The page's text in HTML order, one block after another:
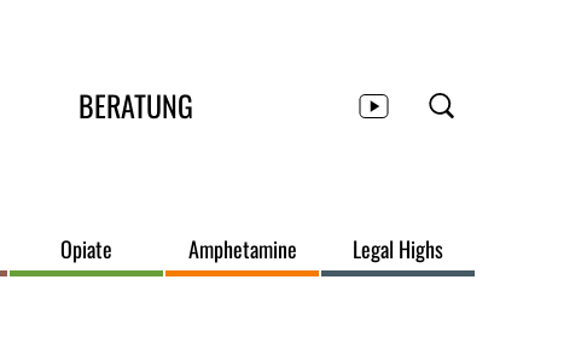
BERATUNG
Opiate Amphetamine Legal Highs